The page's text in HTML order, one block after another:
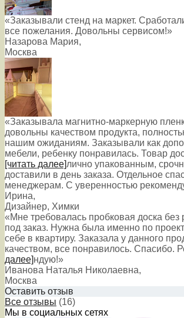
«Заказывали стенд на маркет.
все пожелания. Довольны сервисом!»
Назарова Мария,
Москва
«Заказывала магнитно-маркерную
довольны качеством продукта,
нашим ожиданиям. Заказывали как
мебели, ребенку понравилась. Товар
[читать далее]лично упакованным,
доставили в день заказа. Отдельное
менеджерам. С уверенностью
Ирина,
Дизайнер, Химки
«Мне требовалась пробковая доска без
под заказ. Нужна была именно по
себе в квартиру. Заказала у данного
качеством, все понравилось. Спасибо.
далее]ндую!»
Иванова Наталья Николаевна,
Москва
Оставить отзыв
Все отзывы (16)
Мы в социальных сетях